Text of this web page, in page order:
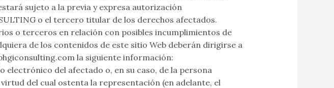
sujeto a la previa y expresa autorización
o el tercero titular de los derechos afectados.
o terceros en relación con posibles incumplimientos de
de los contenidos de este sitio Web deberán dirigirse a
la siguiente información:
del afectado o, en su caso, de la persona
del cual ostenta la representación (en adelante, el